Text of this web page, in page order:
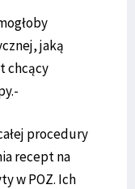
jaką
chcący
procedury
recept na
w POZ. Ich